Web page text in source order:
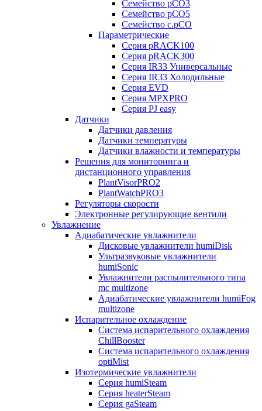
Семейство pCO3
Семейство pCO5
Семейство c.pCO
Параметрические
Серия pRACK100
Серия pRACK300
Серия IR33 Универсальные
Серия IR33 Холодильные
Серия EVD
Серия MPXPRO
Серия PJ easy
Датчики
Датчики давления
Датчики температуры
Датчики влажности и температуры
Решения для мониторинга и
дистанционного управления
PlantVisorPRO2
PlantWatchPRO3
Регуляторы скорости
Электронные регулирующие вентили
Увлажнение
Адиабатические увлажнители
Дисковые увлажнители humiDisk
Ультразвуковые увлажнители
humiSonic
Увлажнители распылительного типа
mc multizone
Адиабатические увлажнители humiFog
multizone
Испарительное охлаждение
Система испарительного охлаждения
ChillBooster
Система испарительного охлаждения
optiMist
Изотермические увлажнители
Серия humiSteam
Серия heaterSteam
Серия gaSteam